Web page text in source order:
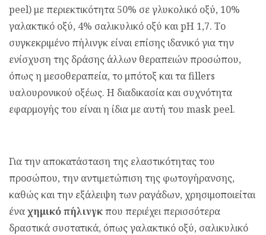
peel) με περιεκτικότητα 50% σε γλυκολικό οξύ, 10%
γαλακτικό οξύ, 4% σαλικυλικό οξύ και pH 1,7. Το
συγκεκριμένο πήλινγκ είναι επίσης ιδανικό για την
ενίσχυση της δράσης άλλων θεραπειών προσώπου,
όπως η μεσοθεραπεία, το μπότοξ και τα fillers
υαλουρονικού οξέως. Η διαδικασία και συχνότητα
εφαρμογής του είναι η ίδια με αυτή του mask peel.
Για την αποκατάσταση της ελαστικότητας του
προσώπου, την αντιμετώπιση της φωτογήρανσης,
καθώς και την εξάλειψη των ραγάδων, χρησιμοποιείται
έναχημικό πήλινγκπου περιέχει περισσότερα
δραστικά συστατικά, όπως γαλακτικό οξύ, σαλικυλικό